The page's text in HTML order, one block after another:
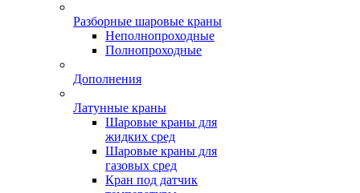
Разборные шаровые краны
Неполнопроходные
Полнопроходные
Дополнения
Латунные краны
Шаровые краны для
жидких сред
Шаровые краны для
газовых сред
Кран под датчик